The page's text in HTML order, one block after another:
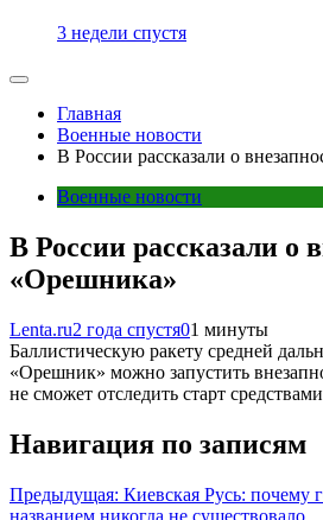
3 недели спустя
Главная
Военные новости
В России рассказали о
Военные новости
В России рассказали о
«Орешника»
Lenta.ru2 года спустя01 минуты
Баллистическую ракету средней
«Орешник» можно запустить
не сможет отследить старт
Навигация по записям
Предыдущая: Киевская Русь: почему
названием никогда не существовало